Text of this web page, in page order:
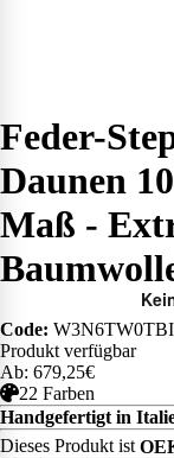
Feder-
Daunen
Maß -
Code: W3N6TW0TBI
Produkt verfügbar
Ab: 679,25€
22 Farben
Handgefertigt in
Dieses Produkt ist